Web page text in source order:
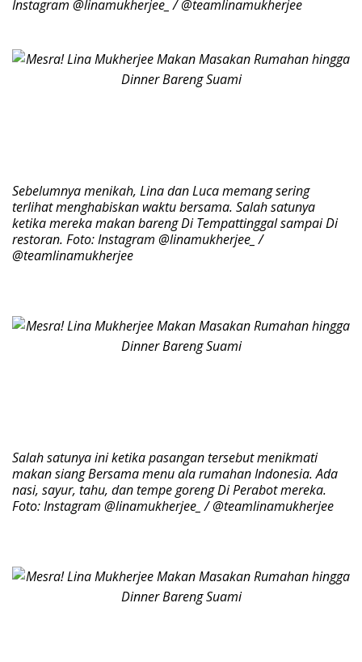
Instagram @linamukherjee_ / @teamlinamukherjee
Sebelumnya menikah, Lina dan Luca memang sering
terlihat menghabiskan waktu bersama. Salah satunya
ketika mereka makan bareng Di Tempattinggal sampai Di
restoran. Foto: Instagram @linamukherjee_ /
@teamlinamukherjee
Salah satunya ini ketika pasangan tersebut menikmati
makan siang Bersama menu ala rumahan Indonesia. Ada
nasi, sayur, tahu, dan tempe goreng Di Perabot mereka.
Foto: Instagram @linamukherjee_ / @teamlinamukherjee